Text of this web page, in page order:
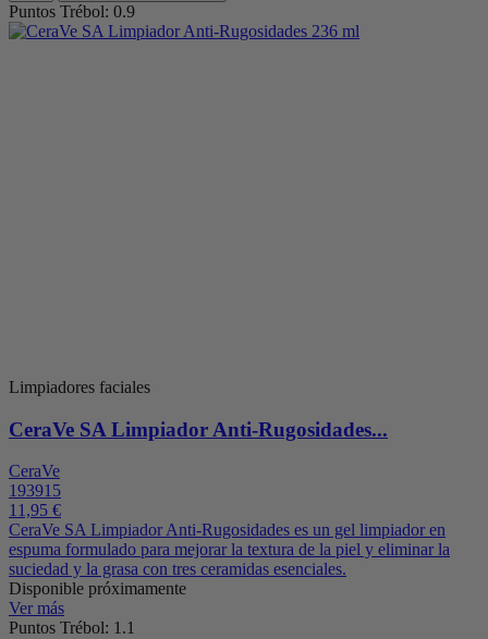
Puntos Trébol: 0.9
Limpiadores faciales
CeraVe SA Limpiador Anti-Rugosidades...
CeraVe
193915
11,95 €
CeraVe SA Limpiador Anti-Rugosidades es un gel limpiador en
espuma formulado para mejorar la textura de la piel y eliminar la
suciedad y la grasa con tres ceramidas esenciales.
Disponible próximamente
Ver más
Puntos Trébol: 1.1